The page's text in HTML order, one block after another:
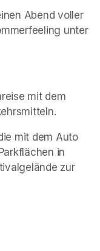
Abend voller
unter
mit dem
mit dem Auto
in
zur